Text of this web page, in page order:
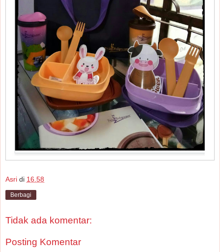
Asri di 16.58
Berbagi
Tidak ada komentar:
Posting Komentar